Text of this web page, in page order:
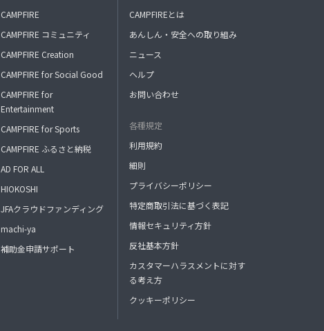
CAMPFIRE
CAMPFIRE コミュニティ
CAMPFIRE Creation
CAMPFIRE for Social Good
CAMPFIRE for
Entertainment
CAMPFIRE for Sports
CAMPFIRE ふるさと納税
AD FOR ALL
HIOKOSHI
JFAクラウドファンディング
machi-ya
補助金申請サポート
CAMPFIREとは
あんしん・安全への取り組み
ニュース
ヘルプ
お問い合わせ
各種規定
利用規約
細則
プライバシーポリシー
特定商取引法に基づく表記
情報セキュリティ方針
反社基本方針
カスタマーハラスメントに対す
る考え方
クッキーポリシー